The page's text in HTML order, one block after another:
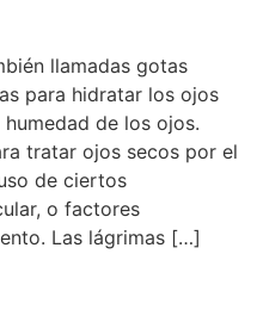
llamadas gotas
para hidratar los ojos
de los ojos.
tratar ojos secos por el
de ciertos
o factores
Las lágrimas […]